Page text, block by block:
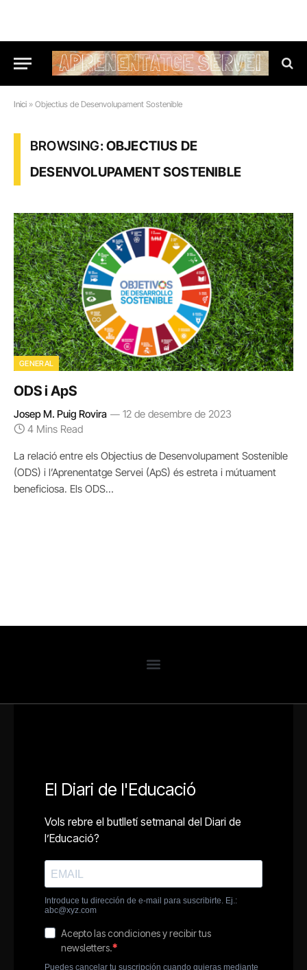
Inici » Objectius de Desenvolupament Sostenible
BROWSING:OBJECTIUS DE
DESENVOLUPAMENT SOSTENIBLE
GENERAL
ODS i ApS
Josep M. Puig Rovira
12 de desembre de 2023
4 Mins Read
La relació entre els Objectius de Desenvolupament Sostenible
(ODS) i l’Aprenentatge Servei (ApS) és estreta i mútuament
beneficiosa. Els ODS…